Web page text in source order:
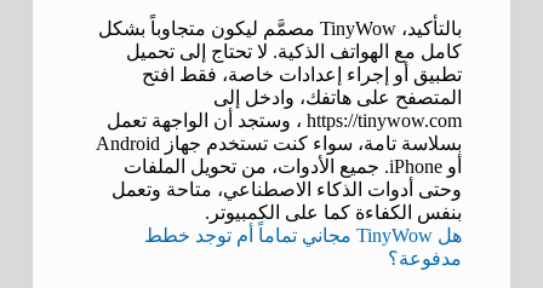
بالتأكيد، TinyWow مصمَّم ليكون متجاوباً بشكل
كامل مع الهواتف الذكية. لا تحتاج إلى تحميل
تطبيق أو إجراء إعدادات خاصة، فقط افتح
المتصفح على هاتفك، وادخل إلى
https://tinywow.com ، وستجد أن الواجهة تعمل
بسلاسة تامة، سواء كنت تستخدم جهاز Android
أو iPhone. جميع الأدوات، من تحويل الملفات
وحتى أدوات الذكاء الاصطناعي، متاحة وتعمل
بنفس الكفاءة كما على الكمبيوتر.
هل TinyWow مجاني تماماً أم توجد خطط
مدفوعة؟